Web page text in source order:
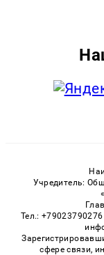
Учредитель:
Тел.:
сфере связи,